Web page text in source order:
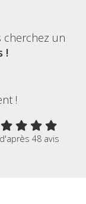
cherchez un
!
!
48 avis